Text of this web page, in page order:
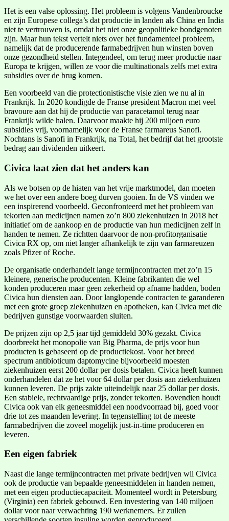
Het is een valse oplossing. Het probleem is volgens Vandenbroucke
en zijn Europese collega’s dat productie in landen als China en India
niet te vertrouwen is, omdat het niet onze geopolitieke bondgenoten
zijn. Maar hun tekst vertelt niets over het fundamenteel probleem,
namelijk dat de producerende farmabedrijven hun winsten boven
onze gezondheid stellen. Integendeel, om terug meer productie naar
Europa te krijgen, willen ze voor die multinationals zelfs met extra
subsidies over de brug komen.
Een voorbeeld van die protectionistische visie zien we nu al in
Frankrijk. In 2020 kondigde de Franse president Macron met veel
bravoure aan dat hij de productie van paracetamol terug naar
Frankrijk wilde halen. Daarvoor maakte hij 200 miljoen euro
subsidies vrij, voornamelijk voor de Franse farmareus Sanofi.
Nochtans is Sanofi in Frankrijk, na Total, het bedrijf dat het grootste
bedrag aan dividenden uitkeert.
Civica laat zien dat het anders kan
Als we botsen op de hiaten van het vrije marktmodel, dan moeten
we het over een andere boeg durven gooien. In de VS vinden we
een inspirerend voorbeeld. Geconfronteerd met het probleem van
tekorten aan medicijnen namen zo’n 800 ziekenhuizen in 2018 het
initiatief om de aankoop en de productie van hun medicijnen zelf in
handen te nemen. Ze richtten daarvoor de non-profitorganisatie
Civica RX op, om niet langer afhankelijk te zijn van farmareuzen
zoals Pfizer of Roche.
De organisatie onderhandelt lange termijncontracten met zo’n 15
kleinere, generische producenten. Kleine fabrikanten die wel
konden produceren maar geen zekerheid op afname hadden, boden
Civica hun diensten aan. Door langlopende contracten te garanderen
met een grote groep ziekenhuizen en apotheken, kan Civica met die
bedrijven gunstige voorwaarden sluiten.
De prijzen zijn op 2,5 jaar tijd gemiddeld 30% gezakt. Civica
doorbreekt het monopolie van Big Pharma, de prijs voor hun
producten is gebaseerd op de productiekost. Voor het breed
spectrum antibioticum daptomycine bijvoorbeeld moesten
ziekenhuizen eerst 200 dollar per dosis betalen. Civica heeft kunnen
onderhandelen dat ze het voor 64 dollar per dosis aan ziekenhuizen
kunnen leveren. De prijs zakte uiteindelijk naar 25 dollar per dosis.
Een stabiele, rechtvaardige prijs, zonder tekorten. Bovendien houdt
Civica ook van elk geneesmiddel een noodvoorraad bij, goed voor
drie tot zes maanden levering. In tegenstelling tot de meeste
farmabedrijven die zoveel mogelijk just-in-time produceren en
leveren.
Een eigen fabriek
Naast die lange termijncontracten met private bedrijven wil Civica
ook de productie van bepaalde geneesmiddelen in handen nemen,
met een eigen productiecapaciteit. Momenteel wordt in Petersburg
(Virginia) een fabriek gebouwd. Een investering van 140 miljoen
dollar voor naar verwachting 190 werknemers. Er zullen